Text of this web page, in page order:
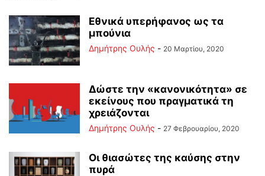
Εθνικά υπερήφανος ως τα
μπούνια
Δημήτρης Ουλής - 20 Μαρτίου, 2020
Δώστε την «κανονικότητα» σε
εκείνους που πραγματικά τη
χρειάζονται
Δημήτρης Ουλής - 27 Φεβρουαρίου, 2020
Οι θιασώτες της καύσης στην
πυρά